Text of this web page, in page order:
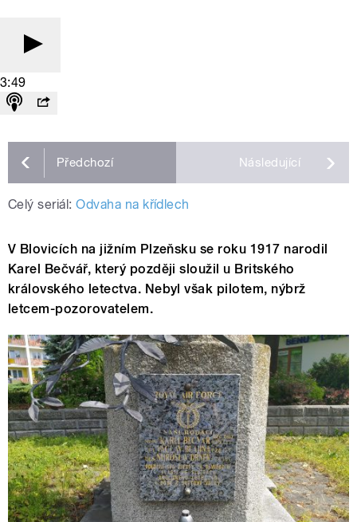
3:49
Předchozí Následující
Celý seriál: Odvaha na křídlech
V Blovicích na jižním Plzeňsku se roku 1917 narodil
Karel Bečvář, který později sloužil u Britského
královského letectva. Nebyl však pilotem, nýbrž
letcem-pozorovatelem.